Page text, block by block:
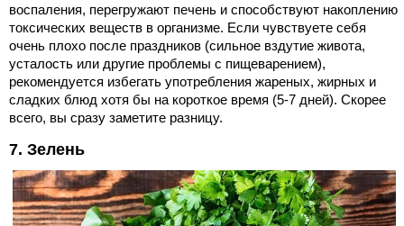
воспаления, перегружают печень и способствуют накоплению
токсических веществ в организме. Если чувствуете себя
очень плохо после праздников (сильное вздутие живота,
усталость или другие проблемы с пищеварением),
рекомендуется избегать употребления жареных, жирных и
сладких блюд хотя бы на короткое время (5-7 дней). Скорее
всего, вы сразу заметите разницу.
7. Зелень